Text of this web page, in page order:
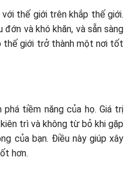
thế giới trên khắp thế giới.
và khó khăn, và sẵn sàng
thế giới trở thành một nơi tốt
tiềm năng của họ. Giá trị
trì và không từ bỏ khi gặp
của bạn. Điều này giúp xây
hơn.